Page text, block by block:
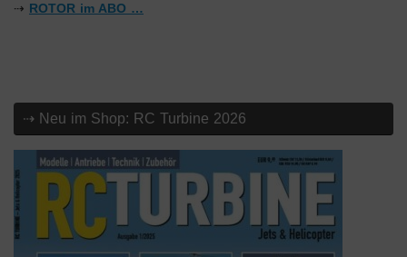
⇢ ROTOR im ABO …
⇢ Neu im Shop: RC Turbine 2026